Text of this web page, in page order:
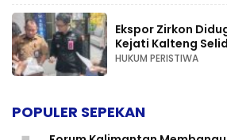
Ekspor Zirkon
Kejati Kalteng
HUKUM PERISTIWA
POPULER SEPEKAN